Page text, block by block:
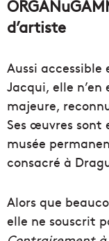
d’artiste
Aussi
Jacqui, elle
majeure,
Ses œuvres sont
musée
consacré à
Alors que
elle ne souscrit